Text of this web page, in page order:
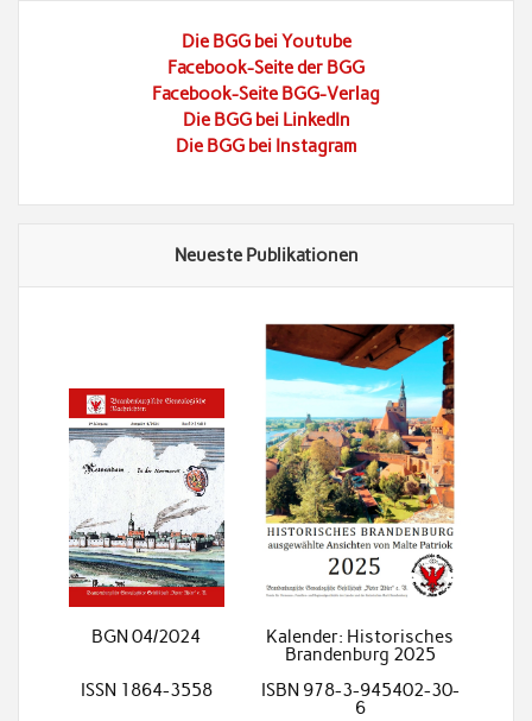
Die BGG bei Youtube
Facebook-Seite der BGG
Facebook-Seite BGG-Verlag
Die BGG bei LinkedIn
Die BGG bei Instagram
Neueste Publikationen
BGN 04/2024
Kalender: Historisches
Brandenburg 2025
ISSN 1864-3558
ISBN 978-3-945402-30-
6